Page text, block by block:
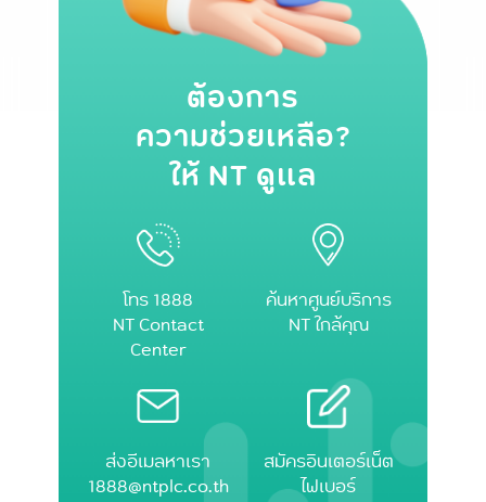
ต้องการ
ความช่วยเหลือ?
ให้ NT ดูแล
โทร 1888
NT Contact
Center
ค้นหาศูนย์บริการ
NT ใกล้คุณ
ส่งอีเมลหาเรา
1888@ntplc.co.th
สมัครอินเตอร์เน็ต
ไฟเบอร์